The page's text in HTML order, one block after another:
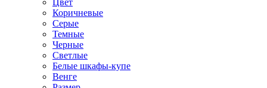
Цвет
Коричневые
Серые
Темные
Черные
Светлые
Белые шкафы-купе
Венге